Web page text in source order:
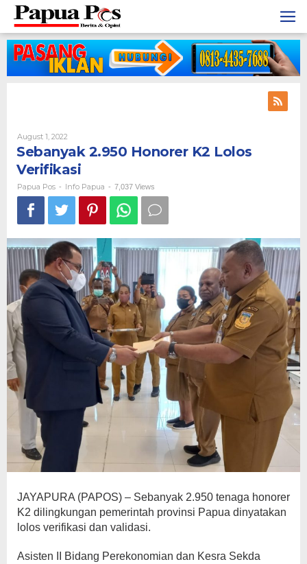
Skip
content
August 1, 2022
Papua
Pos
Sebanyak 2.950 Honorer K2 Lolos
Verifikasi
Papua Pos - Info Papua - 7,037 Views
JAYAPURA (PAPOS) – Sebanyak 2.950 tenaga honorer
K2 dilingkungan pemerintah provinsi Papua dinyatakan
lolos verifikasi dan validasi.
Asisten II Bidang Perekonomian dan Kesra Sekda